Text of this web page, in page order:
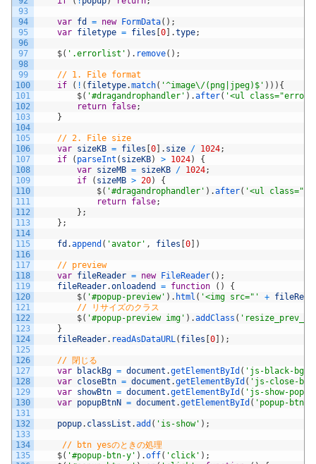
93
94
95
96
97
98
99
100
101
102
103
104
105
106
107
108
109
110
111
112
113
114
115
116
117
118
119
120
121
122
123
124
125
126
127
128
129
130
131
132
133
134
135
var fd = new FormData( ) ;
var filetype = files [0 .type;
$( '.errorlist' ) . remove( ) ;
// 1. File format
if
( ! ( filetype.match( '^image\/(png|jpeg)$' ) ) ) {
$( '#dragandrophandler' ) .after( '<ul
return false;
}
// 2. File size
var sizeKB = files [0 . size / 1024;
if
( parseInt ( sizeKB) > 1024)
{
var sizeMB = sizeKB / 1024;
if
( sizeMB > 20)
{
$( '#dragandrophandler' ) .after( '<ul
return false;
} ;
} ;
fd .append ( 'avator' , files [0 )
// preview
var fileReader = new FileReader( ) ;
fileReader.onloadend = function ( )
{
$( '#popup-preview' ) . html ( '<img src="' +
// リサイズのクラス
$( '#popup-preview img' ) .addClass (
}
fileReader. readAsDataURL( files [0 ) ;
// 閉じる
var
blackBg = document .getElementById ( 'js-black-bg'
var closeBtn = document .getElementById ( 'js-close-
var showBtn = document .getElementById ( 'js-show-
var popupBtnN = document .getElementById ( 'popup-btn-
popup. classList .add ( 'is-show' ) ;
// btn yesのときの処理
$( '#popup-btn-y' ) .off( 'click' ) ;